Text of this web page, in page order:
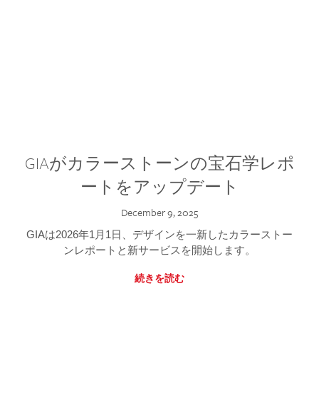
GIAがカラーストーンの宝石学レポ
ートをアップデート
December 9, 2025
GIAは2026年1月1日、デザインを一新したカラーストー
ンレポートと新サービスを開始します。
続きを読む